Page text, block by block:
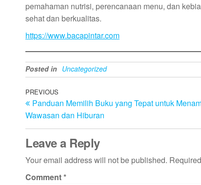
pemahaman nutrisi, perencanaan menu, dan
sehat dan berkualitas.
https://www.bacapintar.com
Posted in Uncategorized
Post
navigation
Previous
Post
PREVIOUS
Panduan Memilih Buku yang Tepat untuk
Wawasan dan Hiburan
Leave a Reply
Your email address will not be published.
Comment*